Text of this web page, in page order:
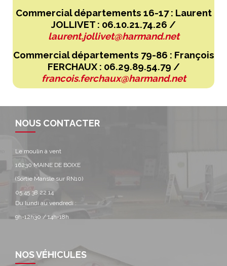
Commercial départements 16-17 : Laurent
JOLLIVET : 06.10.21.74.26 /
laurent.jollivet@harmand.net
Commercial départements 79-86 : François
FERCHAUX : 06.29.89.54.79 /
francois.ferchaux@harmand.net
NOUS CONTACTER
Le moulin à vent
16230 MAINE DE BOIXE
(Sortie Mansle sur RN10)
05 45 38 22 14
Du lundi au vendredi :
9h-12h30 / 14h-18h
NOS VÉHICULES